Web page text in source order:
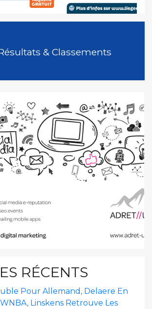
& Classements
RÉCENTS
Pour Allemand, Delaere En
Linskens Retrouve Les